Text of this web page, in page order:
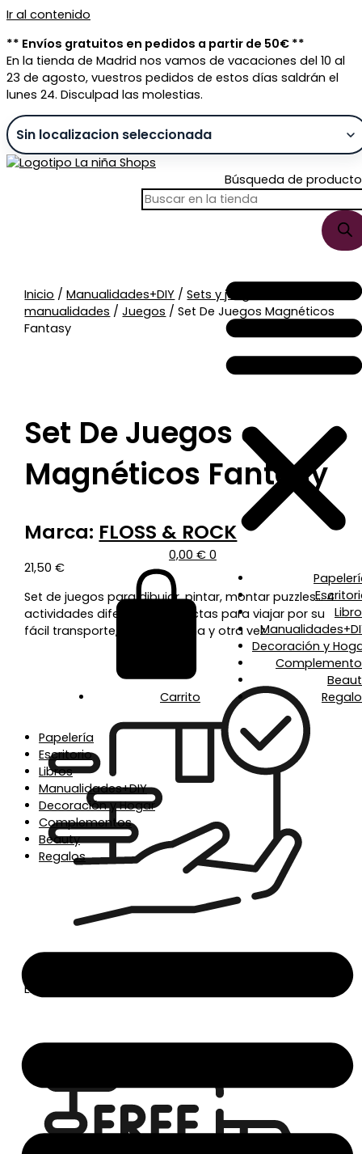
Ir al contenido
** Envíos gratuitos en pedidos a partir de 50€ **
En la tienda de Madrid nos vamos de vacaciones del 10 al
23 de agosto, vuestros pedidos de estos días saldrán el
lunes 24. Disculpad las molestias.
Búsqueda de
0,00 € 0
Carrito
Decoración y
Papelería
Escritorio
Libros
Manualidades+DIY
Decoración y Hogar
Complementos
Beauty
Regalos
Inicio /Manualidades+DIY /Sets y juegos
manualidades /Juegos / Set De Juegos Magnéticos
Fantasy
Set De Juegos
Magnéticos Fantasy
Marca: FLOSS & ROCK
21,50€
Set de juegos para dibujar, pintar, montar puzzles… 4
actividades diferentes perfectas para viajar por su
fácil transporte, y reutilizar una y otra vez.
Envío en 24/48h